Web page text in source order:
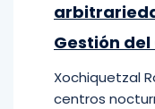
Gestión
Xochiquetzal
centros